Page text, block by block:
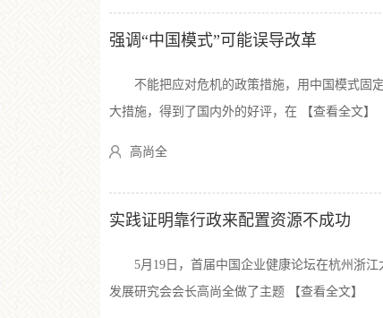
强调“中国模式”可能误导改革
不能把应对危机的政策措施，用中国模式固
大措施，得到了国内外的好评，在 【查看全文】
高尚全
实践证明靠行政来配置资源不成功
5月19日，首届中国企业健康论坛在杭州浙江
发展研究会会长高尚全做了主题 【查看全文】